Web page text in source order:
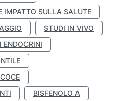
IMPATTO SULLA SALUTE
STUDI IN VIVO
ENDOCRINI
BISFENOLO A